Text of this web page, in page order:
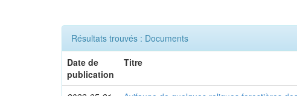
Résultats trouvés : Documents
Date de
publication
Titre